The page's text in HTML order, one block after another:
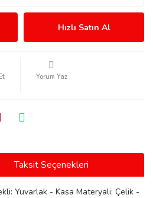
Hızlı Satın Al
Yorum Yaz
Taksit Seçenekleri
Yuvarlak - Kasa Materyali: Çelik -